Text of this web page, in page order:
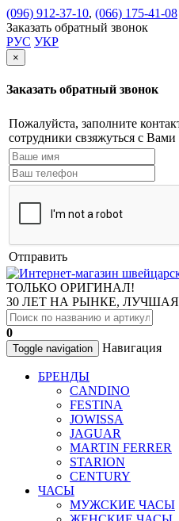
(096) 912-37-10, (066) 175-41-08
Заказать обратный звонок
РУС УКР
×
Заказать обратный звонок
Пожалуйста, заполните
сотрудники свзяжуться с
Отправить
ТОЛЬКО ОРИГИНАЛ!
30 ЛЕТ НА РЫНКЕ,
0
Toggle navigation Навигация
БРЕНДЫ
CANDINO
FESTINA
JOWISSA
JAGUAR
MARTIN FERRER
STARION
CENTURY
ЧАСЫ
МУЖСКИЕ ЧАСЫ